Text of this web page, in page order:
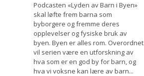
Podcasten «Lyden av Barn i Byen»
skal løfte frem barna som
byborgere og fremme deres
opplevelser og fysiske bruk av
byen. Byen er alles rom. Overordnet
vil serien være en utforskning av
hva som er en god by for barn, og
hva vi voksne kan lære av barn...